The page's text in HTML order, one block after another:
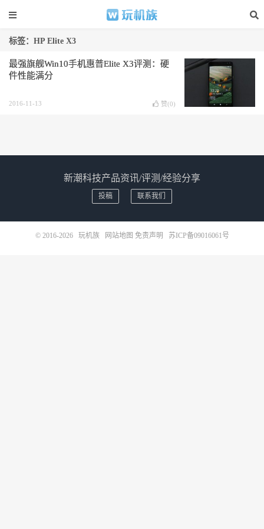
标签：HP Elite X3
最强旗舰Win10手机惠普Elite X3评测：硬
件性能满分
2016-11-13 赞(0)
新潮科技产品资讯/评测/经验分享
投稿 联系我们
© 2016-2026 玩机族 网站地图 免责声明 苏ICP备09016061号